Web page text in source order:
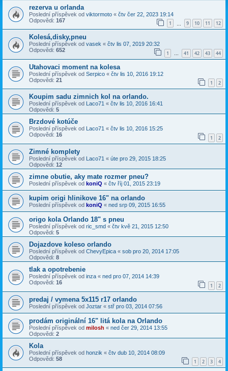
rezerva u orlanda
Poslední příspěvek od viktormoto « čtv čer 22, 2023 19:14
Odpovědi: 167 1 9 10 11 12
Kolesá,disky,pneu
Poslední příspěvek od vasek « čtv lis 07, 2019 20:32
Odpovědi: 652 1 … 41 42 43 44
Utahovaci moment na kolesa
Poslední příspěvek od Serpico « čtv lis 10, 2016 19:12
Odpovědi: 21 1 2
Koupim sadu zimnich kol na orlando.
Poslední příspěvek od Laco71 « čtv lis 10, 2016 16:41
Odpovědi: 5
Brzdové kotúče
Poslední příspěvek od Laco71 « čtv lis 10, 2016 15:25
Odpovědi: 16 1 2
Zimné komplety
Poslední příspěvek od Laco71 « úte pro 29, 2015 18:25
Odpovědi: 12
zimne obutie, aky mate rozmer pneu?
Poslední příspěvek od koniQ « čtv říj 01, 2015 23:19
kupim origi hlinikove 16" na orlando
Poslední příspěvek od koniQ « ned srp 09, 2015 16:55
origo kola Orlando 18" s pneu
Poslední příspěvek od ric_smd « čtv kvě 21, 2015 12:50
Odpovědi: 5
Dojazdove koleso orlando
Poslední příspěvek od ChevyEpica « sob pro 20, 2014 17:05
Odpovědi: 8
tlak a opotrebenie
Poslední příspěvek od inza « ned pro 07, 2014 14:39
Odpovědi: 16 1 2
predaj / vymena 5x115 r17 orlando
Poslední příspěvek od Joztar « stř pro 03, 2014 07:56
prodám originální 16" litá kola na Orlando
Poslední příspěvek od milosh « ned čer 29, 2014 13:55
Odpovědi: 2
Kola
Poslední příspěvek od honzik « čtv dub 10, 2014 08:09
Odpovědi: 58 1 2 3 4